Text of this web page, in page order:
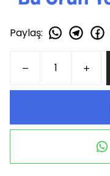
Paylaş: